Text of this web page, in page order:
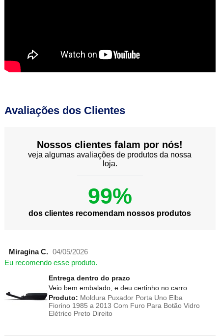
Avaliações dos Clientes
Nossos clientes falam por nós!
veja algumas avaliações de produtos da nossa
loja.
99%
dos clientes recomendam nossos produtos
Miragina C. 04/05/2026
Eu recomendo esse produto.
Entrega dentro do prazo
Veio bem embalado, e deu certinho no carro.
Produto: Moldura Puxador Porta Uno Elba
Fiorino 1985 a 2013 Com Furo Para Botão Vidro
Elétrico Preto Direito